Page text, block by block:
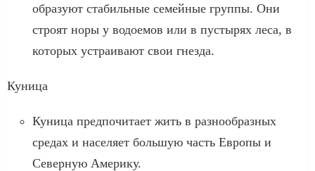
образуют стабильные семейные группы. Они
строят норы у водоемов или в пустырях леса, в
которых устраивают свои гнезда.
Куница
Куница предпочитает жить в разнообразных
средах и населяет большую часть Европы и
Северную Америку.